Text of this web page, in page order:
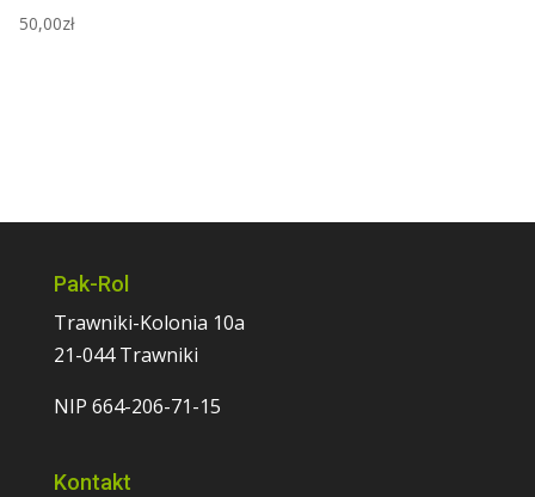
50,00zł
Pak-Rol
Trawniki-Kolonia 10a
21-044 Trawniki
NIP 664-206-71-15
Kontakt